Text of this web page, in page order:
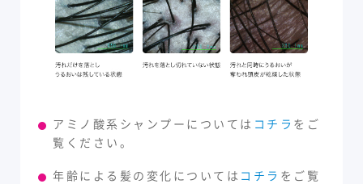
アミノ酸系シャンプーについては コチラ をご
覧ください。
年齢による髪の変化については コチラ をご覧